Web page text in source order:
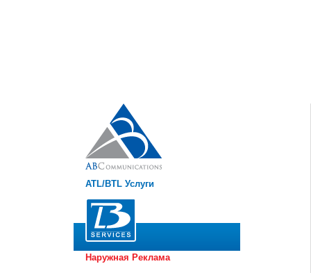
ATL/BTL Услуги
2006 году. Стала первой BTL
компанией в Армении,
которая проводила BTL-акции
в регионах.
посетить веб-сайт
Наружная Реклама